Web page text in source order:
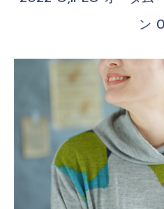
ン